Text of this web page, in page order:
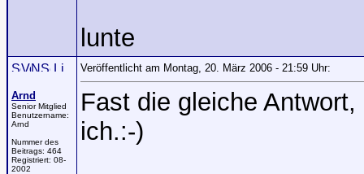
lunte
Arnd
Senior Mitglied
Benutzername:
Arnd
Nummer des
Beitrags: 464
Registriert: 08-
2002
Veröffentlicht am Montag, 20. März 2006 - 21:59 Uhr:
Fast die gleiche
ich.:-)